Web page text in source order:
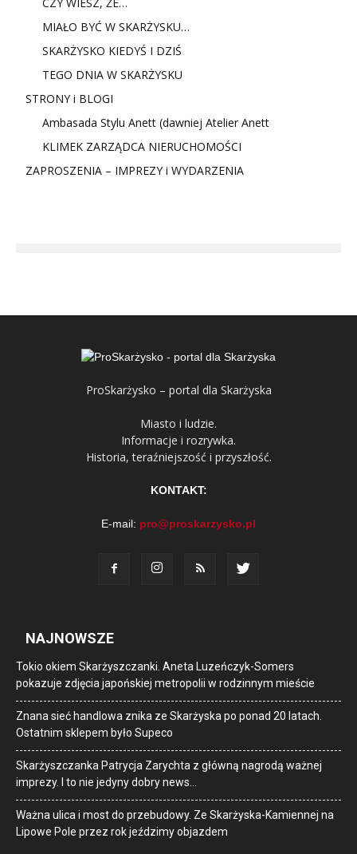
MIAŁO BYĆ W SKARŻYSKU…
SKARŻYSKO KIEDYŚ I DZIŚ
TEGO DNIA W SKARŻYSKU
STRONY i BLOGI
Ambasada Stylu Anett (dawniej Atelier Anett
KLIMEK ZARZĄDCA NIERUCHOMOŚCI
ZAPROSZENIA – IMPREZY i WYDARZENIA
ProSkarżysko – portal dla Skarżyska
Miasto i ludzie.
Informacje i rozrywka.
Historia, teraźniejszość i przyszłość.
KONTAKT:
E-mail: pro@proskarzysko.pl
NAJNOWSZE
Tokio okiem Skarżyszczanki. Aneta Luzeńczyk-Somers
pokazuje zdjęcia japońskiej metropolii w rodzinnym mieście
Znana sieć handlowa znika ze Skarżyska po ponad 20 latach.
Ostatnim sklepem było Supeco
Skarżyszczanka Patrycja Zarychta z główną nagrodą ważnej
imprezy. I to nie jedyny dobry news…
Ważna ulica i most do przebudowy. Ze Skarżyska-Kamiennej na
Lipowe Pole przez rok jeździmy objazdem